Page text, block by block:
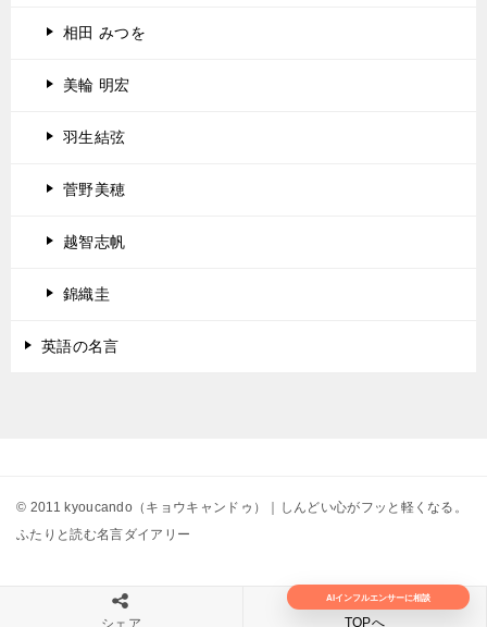
相田 みつを
美輪 明宏
羽生結弦
菅野美穂
越智志帆
錦織圭
英語の名言
© 2011 kyoucando（キョウキャンドゥ）｜しんどい心がフッと軽くなる。
ふたりと読む名言ダイアリー
TOPへ
AIインフルエンサーに相談